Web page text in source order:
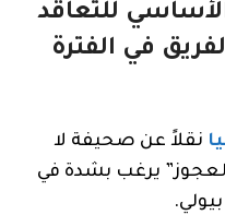
للتعاقد
في الفترة
نقلاً عن صحيفة لا
العجوز” يرغب بشدة في